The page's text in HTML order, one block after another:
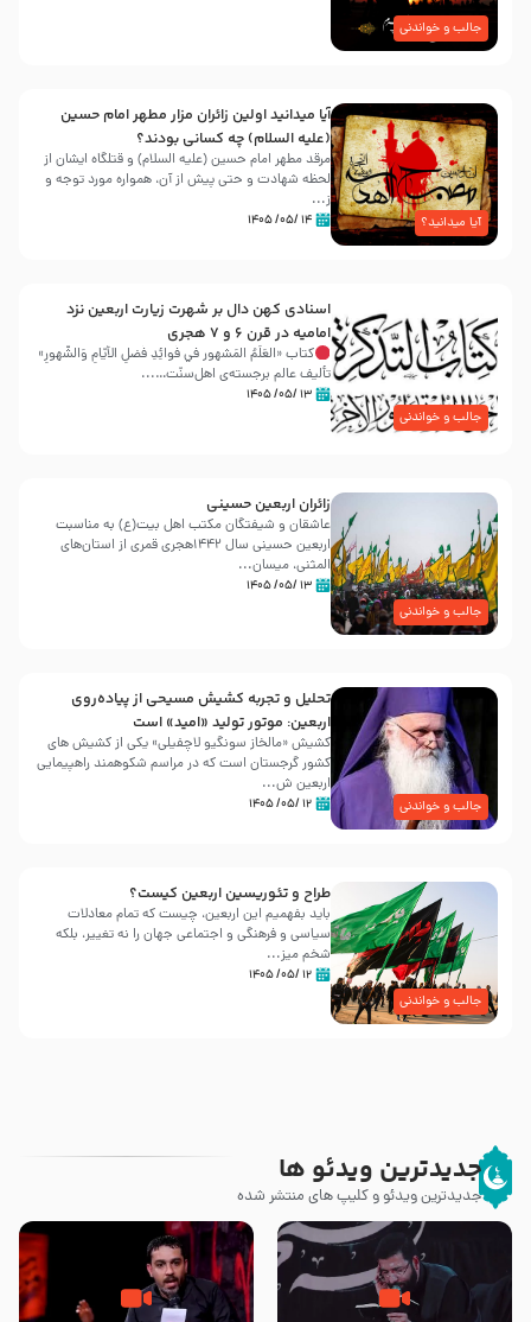
جالب و خواندنی
آیا میدانید؟
آیا میدانید اولین زائران مزار مطهر امام حسین
(علیه السلام) چه کسانی بودند؟
مرقد مطهر امام حسین (علیه السلام) و قتلگاه ایشان از
لحظه شهادت و حتی پیش از آن، همواره مورد توجه و
ز...
۱۴ /۰۵/ ۱۴۰۵
جالب و خواندنی
اسنادی کهن دال بر شهرت زیارت اربعین نزد
امامیه در قرن ۶ و ۷ هجری
کتاب «العَلَمُ المَشهور في فَوائِدِ فَضلِ الأيّامِ وَالشُّهورِ»
تألیف عالم برجسته‌ی اهل‌سنّت…...
۱۳ /۰۵/ ۱۴۰۵
جالب و خواندنی
زائران اربعین حسینی
عاشقان و شیفتگان مکتب اهل بیت(ع) به مناسبت
اربعین حسینی سال ۱۴۴۲هجری قمری از استان‌های
المثنی، میسان...
۱۳ /۰۵/ ۱۴۰۵
جالب و خواندنی
تحلیل و تجربه کشیش مسیحی از پیاده‌روی
اربعین: موتور تولید «امید» است
کشیش «مالخاز سونگیو لاچفیلی» یکی از کشیش های
کشور گرجستان است که در مراسم شکوهمند راهپیمایی
اربعین ش...
۱۲ /۰۵/ ۱۴۰۵
جالب و خواندنی
طراح و تئوریسین اربعین کیست؟
باید بفهمیم این اربعین، چیست که تمام معادلات
سیاسی و فرهنگی و اجتماعی جهان را نه تغییر، بلکه
شخم میز...
۱۲ /۰۵/ ۱۴۰۵
جدیدترین ویدئو ها
جدیدترین ویدئو و کلیپ های منتشر شده